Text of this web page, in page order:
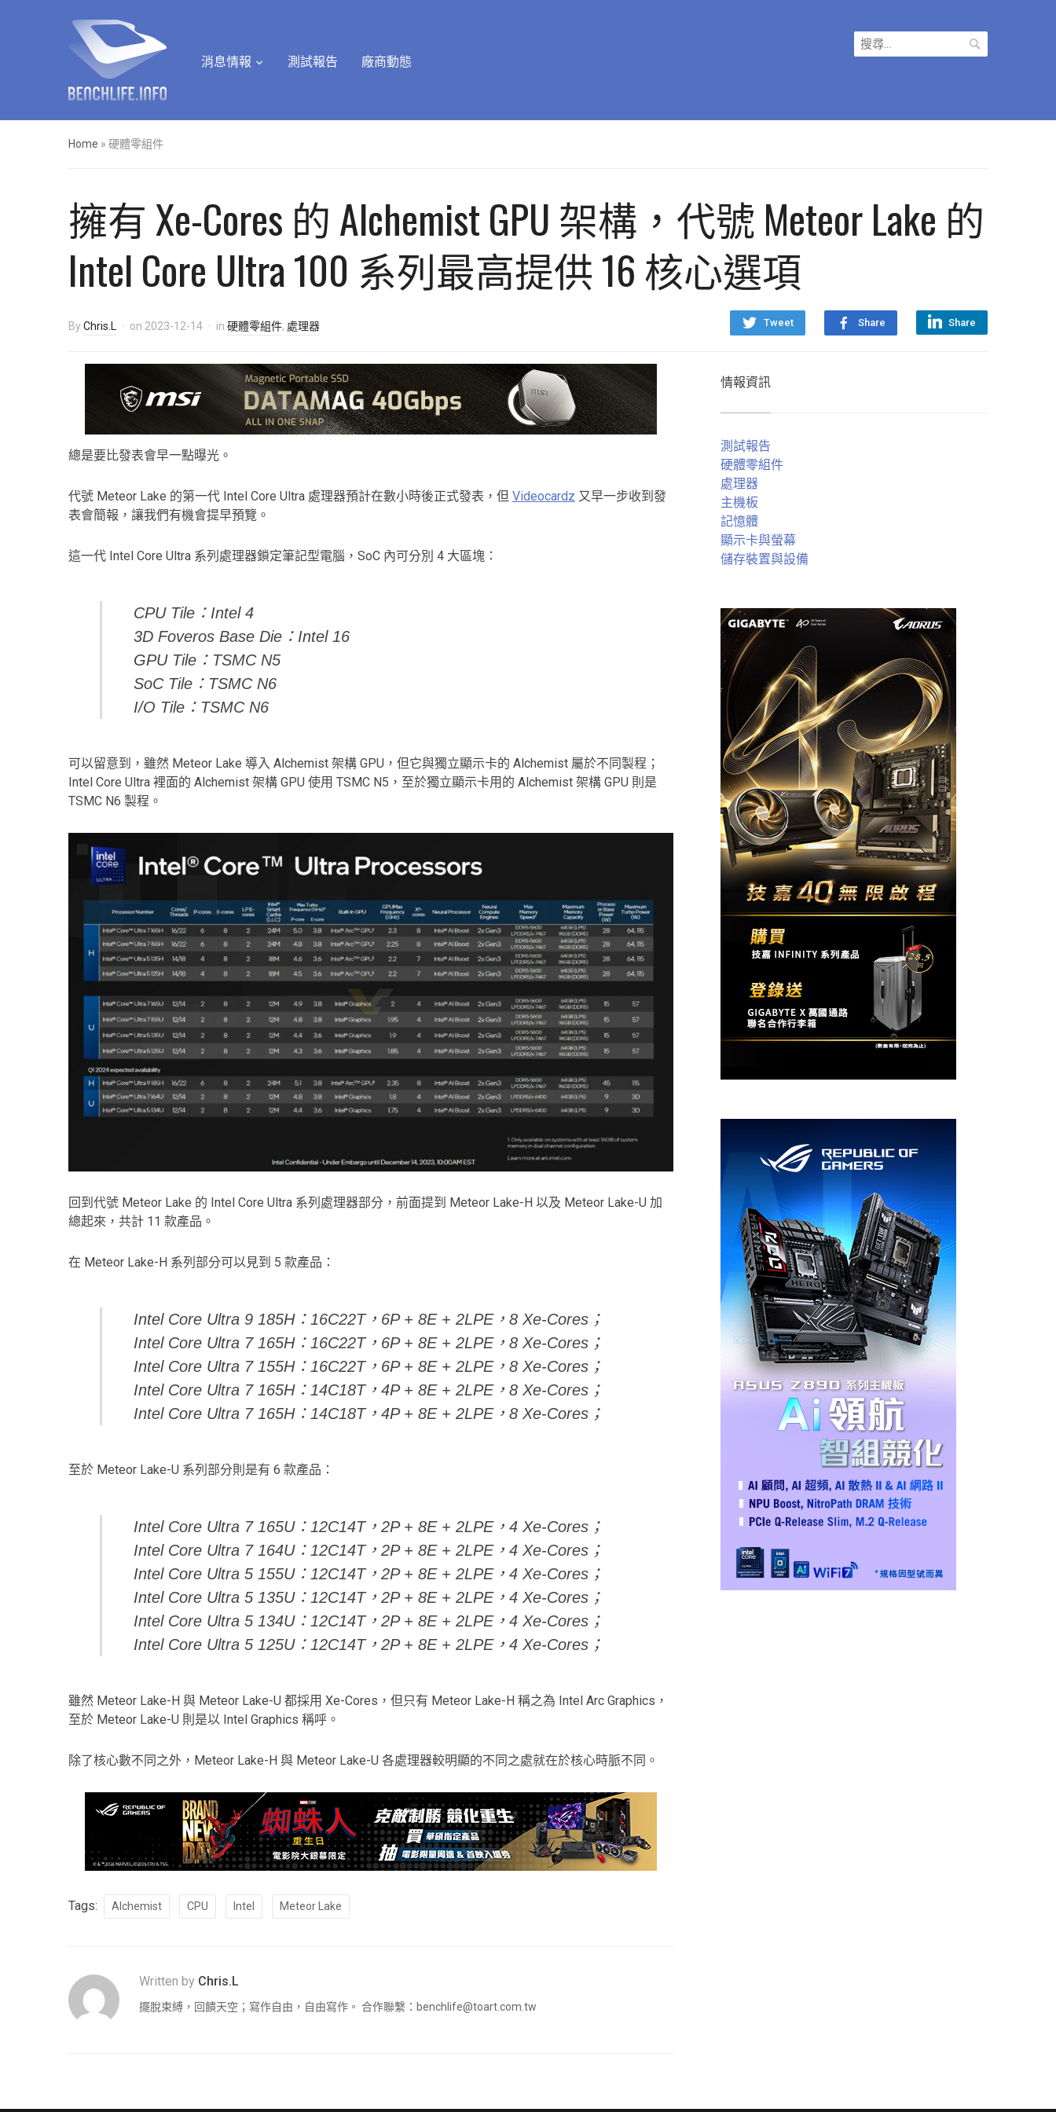
消息情報 測試報告 廠商動態
搜
尋
Home » 硬體零組件
擁有 Xe-Cores 的 Alchemist GPU 架構，代號 Meteor Lake 的
Intel Core Ultra 100 系列最高提供 16 核心選項
Tweet Share Share
ByChris.L on 2023-12-14 in 硬體零組件, 處理器
總是要比發表會早一點曝光。
代號 Meteor Lake 的第一代 Intel Core Ultra 處理器預計在數小時後正式發表，但 Videocardz 又早一步收到發
表會簡報，讓我們有機會提早預覽。
這一代 Intel Core Ultra 系列處理器鎖定筆記型電腦，SoC 內可分別 4 大區塊：
CPU Tile：Intel 4
3D Foveros Base Die：Intel 16
GPU Tile：TSMC N5
SoC Tile：TSMC N6
I/O Tile：TSMC N6
可以留意到，雖然 Meteor Lake 導入 Alchemist 架構 GPU，但它與獨立顯示卡的 Alchemist 屬於不同製程；
Intel Core Ultra 裡面的 Alchemist 架構 GPU 使用 TSMC N5，至於獨立顯示卡用的 Alchemist 架構 GPU 則是
TSMC N6 製程。
回到代號 Meteor Lake 的 Intel Core Ultra 系列處理器部分，前面提到 Meteor Lake-H 以及 Meteor Lake-U 加
總起來，共計 11 款產品。
在 Meteor Lake-H 系列部分可以見到 5 款產品：
Intel Core Ultra 9 185H：16C22T，6P + 8E + 2LPE，8 Xe-Cores；
Intel Core Ultra 7 165H：16C22T，6P + 8E + 2LPE，8 Xe-Cores；
Intel Core Ultra 7 155H：16C22T，6P + 8E + 2LPE，8 Xe-Cores；
Intel Core Ultra 7 165H：14C18T，4P + 8E + 2LPE，8 Xe-Cores；
Intel Core Ultra 7 165H：14C18T，4P + 8E + 2LPE，8 Xe-Cores；
至於 Meteor Lake-U 系列部分則是有 6 款產品：
Intel Core Ultra 7 165U：12C14T，2P + 8E + 2LPE，4 Xe-Cores；
Intel Core Ultra 7 164U：12C14T，2P + 8E + 2LPE，4 Xe-Cores；
Intel Core Ultra 5 155U：12C14T，2P + 8E + 2LPE，4 Xe-Cores；
Intel Core Ultra 5 135U：12C14T，2P + 8E + 2LPE，4 Xe-Cores；
Intel Core Ultra 5 134U：12C14T，2P + 8E + 2LPE，4 Xe-Cores；
Intel Core Ultra 5 125U：12C14T，2P + 8E + 2LPE，4 Xe-Cores；
雖然 Meteor Lake-H 與 Meteor Lake-U 都採用 Xe-Cores，但只有 Meteor Lake-H 稱之為 Intel Arc Graphics，
至於 Meteor Lake-U 則是以 Intel Graphics 稱呼。
除了核心數不同之外，Meteor Lake-H 與 Meteor Lake-U 各處理器較明顯的不同之處就在於核心時脈不同。
Tags: Alchemist CPU Intel Meteor Lake
Written by Chris.L
擺脫束縛，回饋天空；寫作自由，自由寫作。 合作聯繫： benchlife@toart.com.tw
情報資訊
測試報告
硬體零組件
處理器
主機板
記憶體
顯示卡與螢幕
儲存裝置與設備